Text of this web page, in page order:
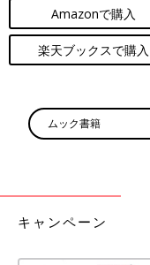
Amazonで購入
楽天ブックスで購入
ムック書籍
キャンペーン